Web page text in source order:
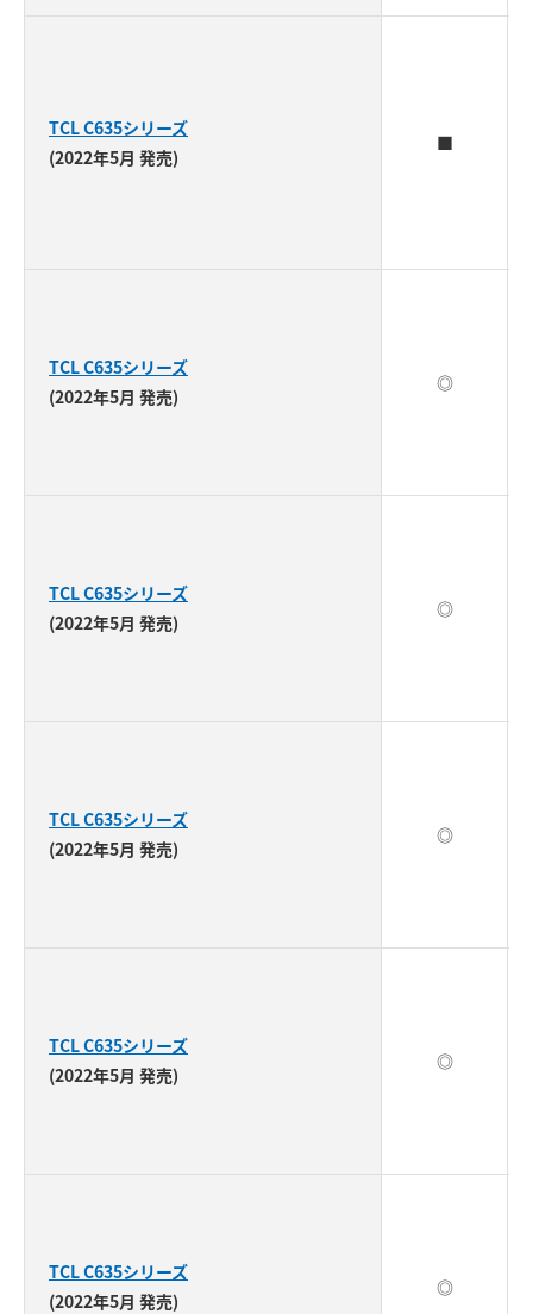
TCL C635シリーズ
(2022年5月 発売)
■
TCL C635シリーズ
(2022年5月 発売)
◎
TCL C635シリーズ
(2022年5月 発売)
◎
TCL C635シリーズ
(2022年5月 発売)
◎
TCL C635シリーズ
(2022年5月 発売)
◎
TCL C635シリーズ
(2022年5月 発売)
◎